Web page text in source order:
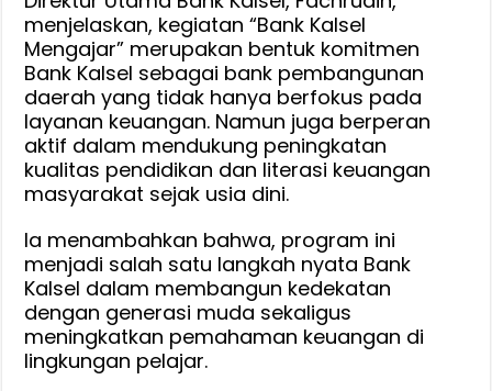
menjelaskan, kegiatan “Bank Kalsel
Mengajar” merupakan bentuk komitmen
Bank Kalsel sebagai bank pembangunan
daerah yang tidak hanya berfokus pada
layanan keuangan. Namun juga berperan
aktif dalam mendukung peningkatan
kualitas pendidikan dan literasi keuangan
masyarakat sejak usia dini.
Ia menambahkan bahwa, program ini
menjadi salah satu langkah nyata Bank
Kalsel dalam membangun kedekatan
dengan generasi muda sekaligus
meningkatkan pemahaman keuangan di
lingkungan pelajar.